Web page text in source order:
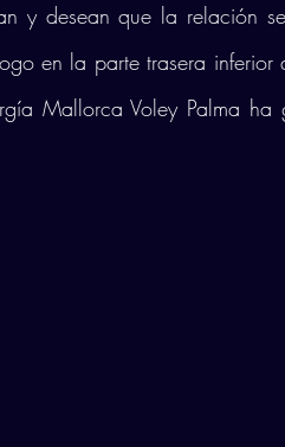
y desean que la relación
en la parte trasera inferior
Mallorca Voley Palma ha